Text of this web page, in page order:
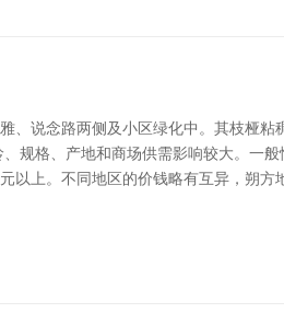
、说念路两侧及小区绿化中。其枝桠
规格、产地和商场供需影响较大。一
以上。不同地区的价钱略有互异，朔